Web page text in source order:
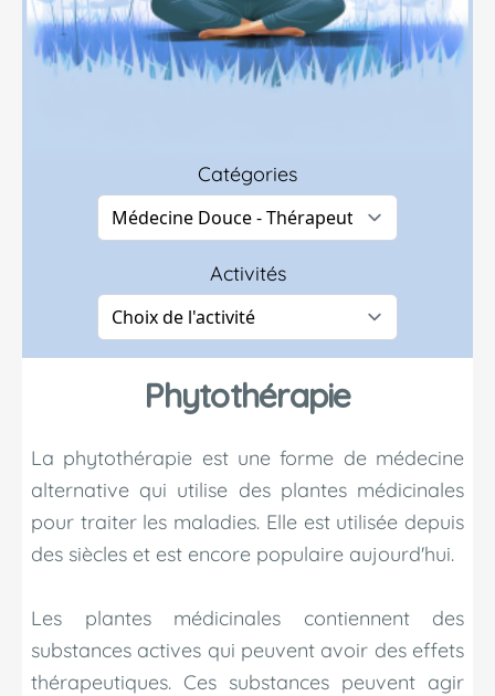
Catégories
Activités
Phytothérapie
La phytothérapie est une forme de médecine
alternative qui utilise des plantes médicinales
pour traiter les maladies. Elle est utilisée depuis
des siècles et est encore populaire aujourd'hui.
Les plantes médicinales contiennent des
substances actives qui peuvent avoir des effets
thérapeutiques. Ces substances peuvent agir